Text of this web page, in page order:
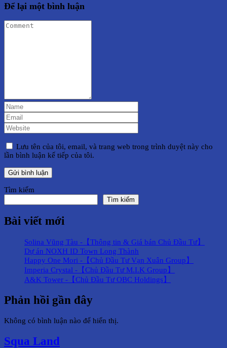
Để lại một bình luận
Lưu tên của tôi, email, và trang web trong trình duyệt này cho
lần bình luận kế tiếp của tôi.
Tìm kiếm
Tìm kiếm
Bài viết mới
Solina Vũng Tàu -【Thông tin & Giá bán Chủ Đầu Tư】
Dự án NOXH ID Town Long Thành
Happy One Mori -【Chủ Đầu Tư Vạn Xuân Group】
Imperia Crystal -【Chủ Đầu Tư M.I.K Group】
A&K Tower -【Chủ Đầu Tư OBC Holdings】
Phản hồi gần đây
Không có bình luận nào để hiển thị.
Squa Land